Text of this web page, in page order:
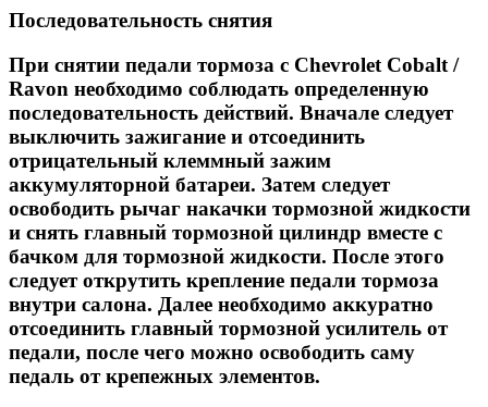
Последовательность снятия
При снятии педали тормоза с Chevrolet Cobalt /
Ravon необходимо соблюдать определенную
последовательность действий. Вначале следует
выключить зажигание и отсоединить
отрицательный клеммный зажим
аккумуляторной батареи. Затем следует
освободить рычаг накачки тормозной жидкости
и снять главный тормозной цилиндр вместе с
бачком для тормозной жидкости. После этого
следует открутить крепление педали тормоза
внутри салона. Далее необходимо аккуратно
отсоединить главный тормозной усилитель от
педали, после чего можно освободить саму
педаль от крепежных элементов.